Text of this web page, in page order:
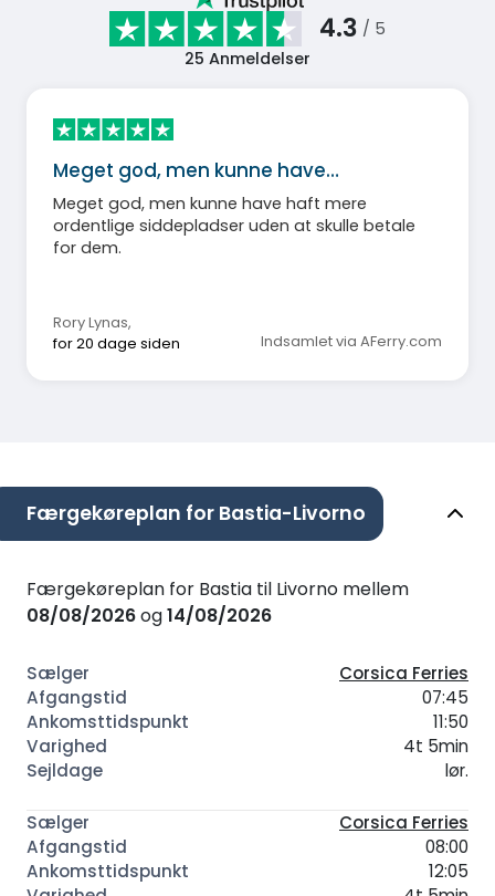
4.3 / 5
25 Anmeldelser
Meget god, men kunne have…
Meget god, men kunne have haft mere
ordentlige siddepladser uden at skulle betale
for dem.
Rory Lynas,
for 20 dage siden
Indsamlet via AFerry.com
Færgekøreplan for Bastia-Livorno
Færgekøreplan for Bastia til Livorno mellem
08/08/2026og14/08/2026
Corsica Ferries
07:45
11:50
4t 5min
lør.
Corsica Ferries
08:00
12:05